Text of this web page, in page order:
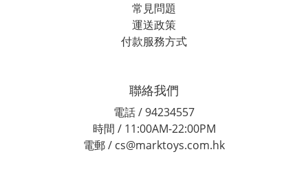
常見問題
運送政策
付款服務方式
聯絡我們
電話 / 94234557
時間 / 11:00AM-22:00PM
電郵 / cs@marktoys.com.hk